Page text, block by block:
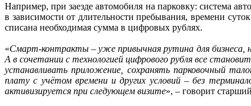
Например, при заезде автомобиля на парковку: система
в зависимости от длительности пребывания, времени
списана необходимая сумма в цифровых рублях.
«Смарт-контракты – уже привычная рутина для бизнеса,
А в сочетании с технологией цифрового рубля все
устанавливать приложение, сохранять парковочный
плату с учётом времени и других условий – без
активизируется при следующем визите», – говорит